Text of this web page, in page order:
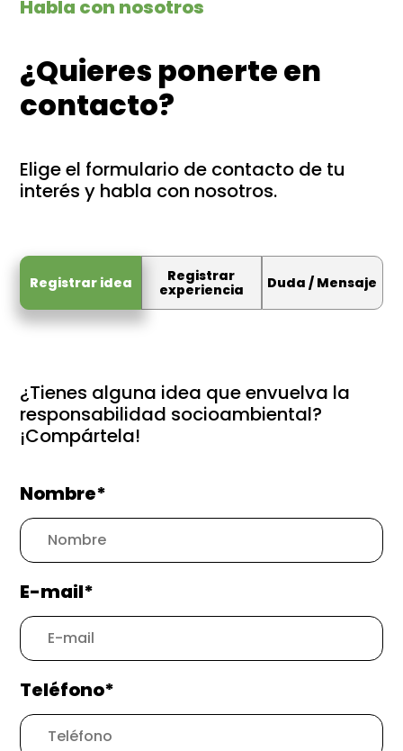
Habla con nosotros
¿Quieres ponerte en
contacto?
Elige el formulario de contacto de tu
interés y habla con nosotros.
Registrar idea
Registrar
experiencia
Duda / Mensaje
¿Tienes alguna idea que envuelva la
responsabilidad socioambiental?
¡Compártela!
Nombre*
E-mail*
Teléfono*